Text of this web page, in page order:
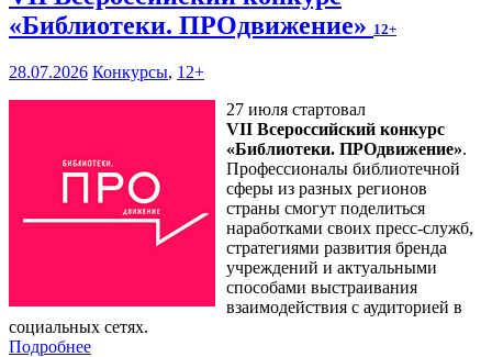
«Библиотеки. ПРОдвижение» 12+
28.07.2026 Конкурсы, 12+
27 июля стартовал
VII Всероссийский конкурс
«Библиотеки. ПРОдвижение».
Профессионалы библиотечной
сферы из разных регионов
страны смогут поделиться
наработками своих пресс-служб,
стратегиями развития бренда
учреждений и актуальными
способами выстраивания
взаимодействия с аудиторией в
социальных сетях.
Подробнее